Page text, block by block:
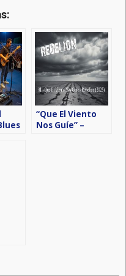
“Que El Viento
Nos Guíe” –